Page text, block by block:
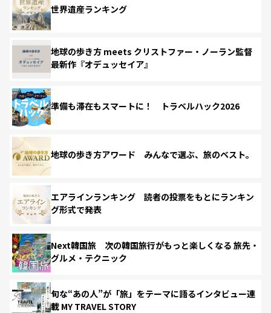
世界遺産ランキング
地球の歩き方 meets クリストファー・ノーラン監督
最新作『オデュッセイア』
準備も滞在もスマートに！ トラベルハック2026
地球の歩き方アワード みんなで選ぶ、旅のベスト。
エアラインランキング 読者の投票をもとにランキン
グ形式で発表
Next韓国旅 次の韓国旅行がもっと楽しくなる 旅先・
グルメ・テクニック
旬な“あの人”が「旅」をテーマに語るインタビュー連
載 MY TRAVEL STORY